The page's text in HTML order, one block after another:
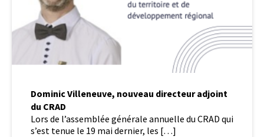
Dominic Villeneuve, nouveau directeur adjoint
du CRAD
Lors de l’assemblée générale annuelle du CRAD qui
s’est tenue le 19 mai dernier, les […]